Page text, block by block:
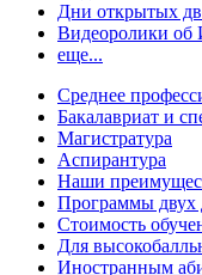
Дни открытых
Видеоролики об
еще...
Cреднее
Бакалавриат и
Магистратура
Аспирантура
Наши
Программы двух
Стоимость
Для
Иностранным